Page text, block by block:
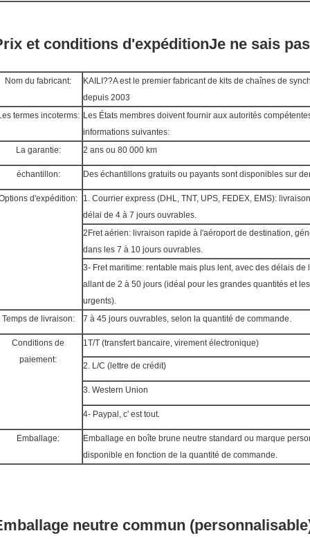
et conditions d'expéditionJe ne sais
Nom du fabricant:
KAILI??A est le premier fabricant de kits de chaînes de
depuis 2003
termes incoterms: Les États membres doivent fournir aux autorités
informations suivantes:
La garantie:
2 ans ou 80 000 km
échantillon: Des échantillons gratuits ou payants sont disponibles sur
d'expédition:
1. Courrier express (DHL, TNT, UPS, FEDEX, EMS):
délai de 4 à 7 jours ouvrables.
2Fret aérien: livraison rapide à l'aéroport de destination,
dans les 7 à 10 jours ouvrables.
3- Fret maritime: rentable mais plus lent, avec des délais de
allant de 2 à 50 jours (idéal pour les grandes quantités et
urgents).
Temps de livraison:
7 à 45 jours ouvrables, selon la quantité de commande.
Conditions de
paiement:
1T/T (transfert bancaire, virement électronique)
2. L/C (lettre de crédit)
3. Western Union
4- Paypal, c' est tout.
Emballage:
Emballage en boîte brune neutre standard ou marque
disponible en fonction de la quantité de commande.
neutre commun